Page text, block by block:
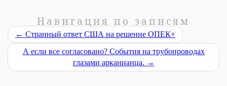
Навигация по записям
← Странный ответ США на решение ОПЕК+
А если все согласовано? События на трубопроводах
глазами арканианца. →